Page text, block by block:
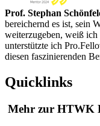
Prof. Stephan
bereichernd es ist, sein
weiterzugeben, weiß
unterstützte ich
diesen faszinierenden
Quicklinks
Mehr zur HTWK